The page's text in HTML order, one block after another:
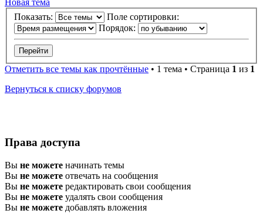
темаПоказать:
Поле сортировки:
Порядок:
Отметить все темы как прочтённые • 1 тема • Страница 1 из 1
Вернуться к списку форумов
Права доступа
Вы не можете начинать темы
Вы не можете отвечать на сообщения
Вы не можете редактировать свои сообщения
Вы не можете удалять свои сообщения
Вы не можете добавлять вложения